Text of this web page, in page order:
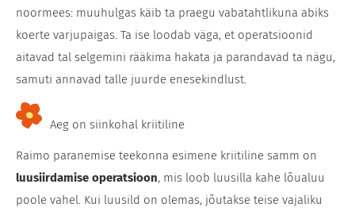
noormees: muuhulgas käib ta praegu vabatahtlikuna abiks
koerte varjupaigas. Ta ise loodab väga, et operatsioonid
aitavad tal selgemini rääkima hakata ja parandavad ta nägu,
samuti annavad talle juurde enesekindlust.
Aeg on siinkohal kriitiline
Raimo paranemise teekonna esimene kriitiline samm on
luusiirdamise operatsioon, mis loob luusilla kahe lõualuu
poole vahel. Kui luusild on olemas, jõutakse teise vajaliku